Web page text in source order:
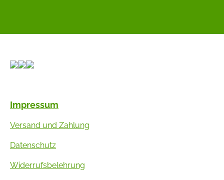
Impressum
Versand und Zahlung
Datenschutz
Widerrufsbelehrung